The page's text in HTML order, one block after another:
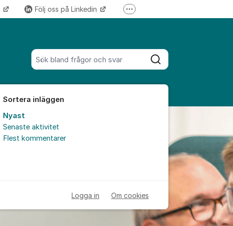
Sök bland alla inlägg
Sök
Följ oss på Linkedin Fler supportlänkar
Sortera inläggen
Nyast
Senaste aktivitet
Flest kommentarer
Logga in Om cookies